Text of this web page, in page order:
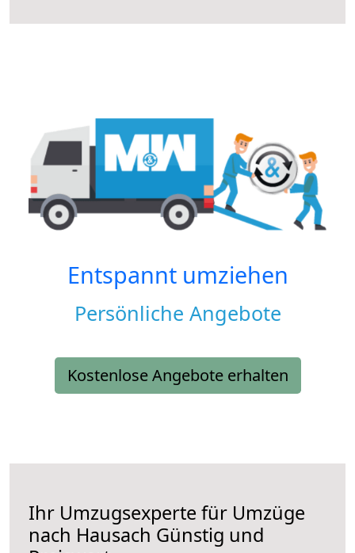
Entspannt umziehen
Persönliche Angebote
Kostenlose Angebote erhalten
Ihr Umzugsexperte für Umzüge
nach Hausach Günstig und